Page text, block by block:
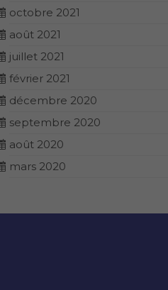
Programme de formation – The
Reconnection® en Français
Débloquez l’expérience
extraordinaire de la
Reconnexion Personnelle,...
octobre 2021
août 2021
juillet 2021
février 2021
décembre 2020
septembre 2020
août 2020
mars 2020